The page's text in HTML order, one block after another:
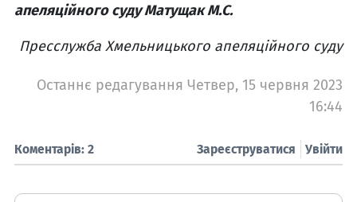
апеляційного суду Матущак М.С.
Пресслужба Хмельницького апеляційного суду
Останнє редагування Четвер, 15 червня 2023
16:44
Коментарів: 2 Увійти
Зареєструватися